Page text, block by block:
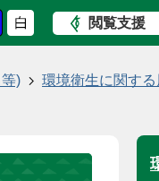
閲覧支援
)
環境衛生に関する